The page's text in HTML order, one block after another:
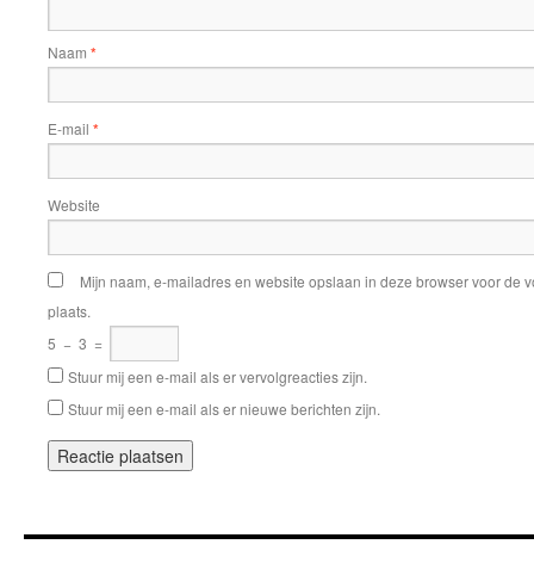
Naam *
E-mail *
Website
Mijn naam, e-mailadres en website opslaan in deze browser voor de
plaats.
5 − 3 =
Stuur mij een e-mail als er vervolgreacties zijn.
Stuur mij een e-mail als er nieuwe berichten zijn.